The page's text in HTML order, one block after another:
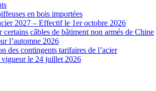
en bois importées
2027 – Effectif le 1er octobre 2026
câbles de bâtiment non armés de Chine
l’automne 2026
des contingents tarifaires de l’acier
vigueur le 24 juillet 2026